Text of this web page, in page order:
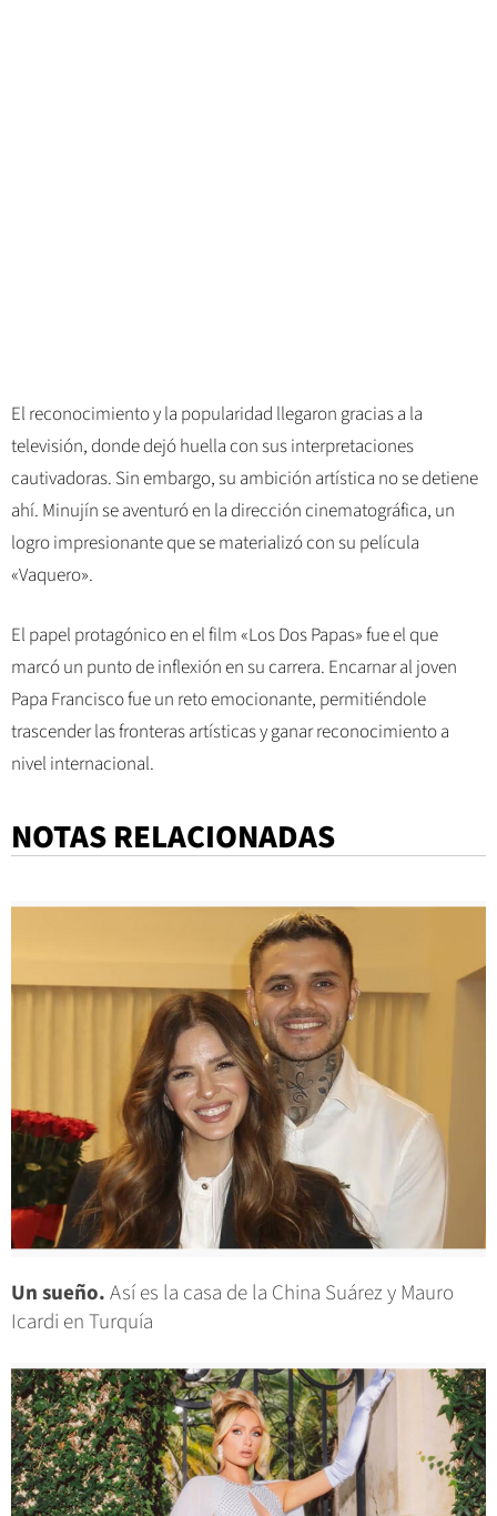
El reconocimiento y la popularidad llegaron gracias a la
televisión, donde dejó huella con sus interpretaciones
cautivadoras. Sin embargo, su ambición artística no se detiene
ahí. Minujín se aventuró en la dirección cinematográfica, un
logro impresionante que se materializó con su película
«Vaquero».
El papel protagónico en el film «Los Dos Papas» fue el que
marcó un punto de inflexión en su carrera. Encarnar al joven
Papa Francisco fue un reto emocionante, permitiéndole
trascender las fronteras artísticas y ganar reconocimiento a
nivel internacional.
NOTAS RELACIONADAS
Un sueño.Así es la casa de la China Suárez y Mauro
Icardi en Turquía